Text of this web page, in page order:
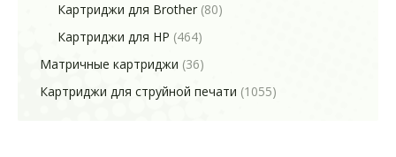
Картриджи для Brother (80)
Картриджи для HP (464)
Матричные картриджи (36)
Картриджи для струйной печати (1055)